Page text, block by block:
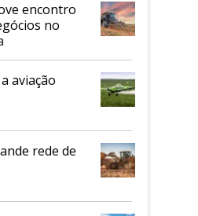
encontro
no
aviação
rede de